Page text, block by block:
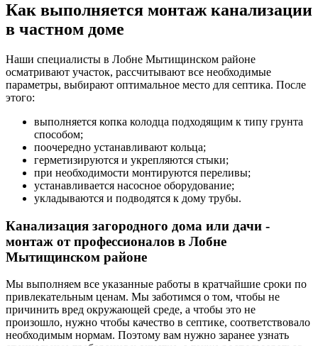
Как выполняется монтаж канализации
в частном доме
Наши специалисты в Лобне Мытищинском районе
осматривают участок, рассчитывают все необходимые
параметры, выбирают оптимальное место для септика. После
этого:
выполняется копка колодца подходящим к типу грунта
способом;
поочередно устанавливают кольца;
герметизируются и укрепляются стыки;
при необходимости монтируются переливы;
устанавливается насосное оборудование;
укладываются и подводятся к дому трубы.
Канализация загородного дома или дачи -
монтаж от профессионалов в Лобне
Мытищинском районе
Мы выполняем все указанные работы в кратчайшие сроки по
привлекательным ценам. Мы заботимся о том, чтобы не
причинить вред окружающей среде, а чтобы это не
произошло, нужно чтобы качество в септике, соответствовало
необходимым нормам. Поэтому вам нужно заранее узнать